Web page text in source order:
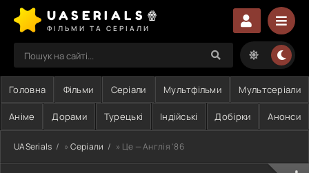
UASERIALS🍿
ФІЛЬМИ ТА СЕРІАЛИ
Головна Фільми Серіали Мультфільми Мультсеріали
Аніме Дорами Турецькі Індійські Добірки Анонси
UASerials » Серіали » Це — Англія '86